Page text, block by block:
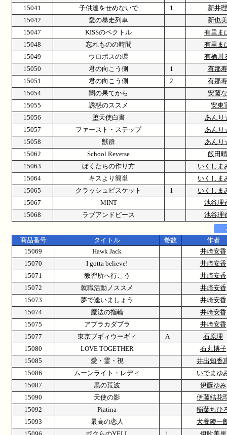
15041
子供達をせめないで 1
新井
15042
愛の暴走列車
新也
15047
KISSのベクトル
有里ま
15048
忘れものの時間
有里ま
15049
ウロボスの環
有栖川
15050
君の向こう側 1
有那
15051
君の向こう側 2
有那
15054
闇の果てから
安藤
15055
誘惑のススメ
安東
15056
堕天使白書
あん
15057
ファースト・ステップ
あん
15058
獣群
あん
15062
School Reverse
飯田
15063
ぼくたちの作り方
いくしま
15064
キスより簡単
いくしま
15065
クラッシュビスケット 1
いくしま
15067
MINT
池谷理
15068
ラブアンドピース 池谷理
商品番号 タイトル 巻数
作者
15069
Hawk Jack
井崎安香
15070
I gotta believe!
井崎安香
15071
教習所へ行こう
井崎安香
15072
就職活動ノススメ
井崎安香
15073
夢で逢いましょう
井崎安香
15074
魔法の指輪
井崎安香
15075
アブラカダブラ
井崎安香
15077
東京ブギィウーギィ A
石原理
15080
LOVE TOGETHER
石丸博子
15085
愛・霊・視
井出知香
15086
ムーンライト・レディ
いでまゆ
15087
黒の荒波
伊藤ゆみ
15090
天使の影
伊藤結花
15092
Piatina
稲葉ちひ
15093
最高の恋人
犬養陵一